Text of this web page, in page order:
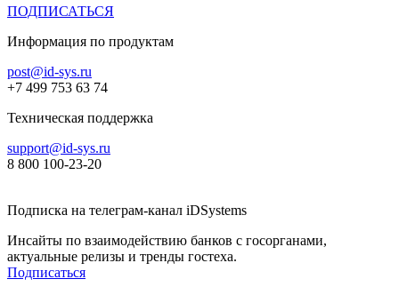
ПОДПИСАТЬСЯ
Информация по продуктам
post@id-sys.ru
+7 499 753 63 74
Техническая поддержка
support@id-sys.ru
8 800 100-23-20
Подписка на телеграм-канал iDSystems
Инсайты по взаимодействию банков с госорганами,
актуальные релизы и тренды гостеха.
Подписаться